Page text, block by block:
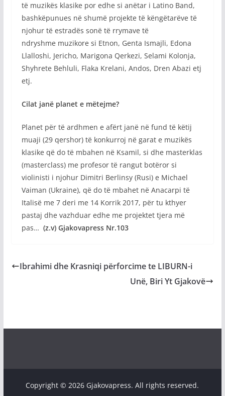
të muzikës klasike por edhe si anëtar i Latino Band,
bashkëpunues në shumë projekte të këngëtarëve të
njohur të estradës sonë të rrymave të
ndryshme muzikore si Etnon, Genta Ismajli, Edona
Llalloshi, Jericho, Marigona Qerkezi, Selami Kolonja,
Shyhrete Behluli, Flaka Krelani, Andos, Dren Abazi etj
etj.
Cilat janë planet e mëtejme?
Planet për të ardhmen e afërt janë në fund të këtij
muaji (29 qershor) të konkurroj në garat e muzikës
klasike që do të mbahen në Ksamil, si dhe masterklas
(masterclass) me profesor të rangut botëror si
violinisti i njohur Dimitri Berlinsy (Rusi) e Michael
Vaiman (Ukraine), që do të mbahet në Anacarpi të
Italisë me 7 deri me 14 Korrik 2017, për tu kthyer
pastaj dhe vazhduar edhe me projektet tjera më
pas… (z.v) Gjakovapress Nr.103
Ibrahimi dhe Krasniqi përforcime te LIBURN-i
Unë, Biri Yt Gjakovë
Copyright © 2026 Gjakovapress. All rights reserved.